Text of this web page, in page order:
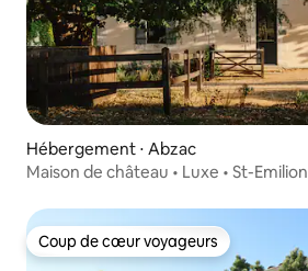
Hébergement ⋅ Abzac
Maison de château • Luxe • St-Emilion
Coup de cœur voyageurs
Coup de cœur voyageurs